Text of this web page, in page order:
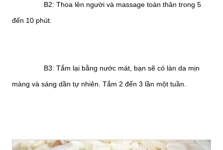
B2: Thoa lên người và massage toàn thân trong 5
đến 10 phút.
B3: Tắm lại bằng nước mát, bạn sẽ có làn da mịn
màng và sáng dần tự nhiên. Tắm 2 đến 3 lần một tuần.